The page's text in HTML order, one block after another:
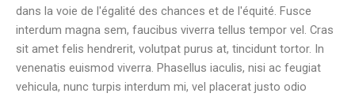
dans la voie de l'égalité des chances et de l'équité. Fusce
interdum magna sem, faucibus viverra tellus tempor vel. Cras
sit amet felis hendrerit, volutpat purus at, tincidunt tortor. In
venenatis euismod viverra. Phasellus iaculis, nisi ac feugiat
vehicula, nunc turpis interdum mi, vel placerat justo odio